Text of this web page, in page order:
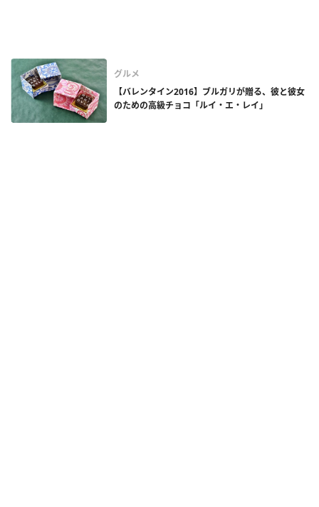
グルメ
【バレンタイン2016】ブルガリが贈る、彼と彼女
のための高級チョコ「ルイ・エ・レイ」